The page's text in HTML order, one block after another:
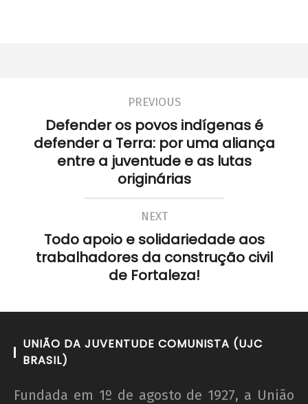
PREVIOUS
Defender os povos indígenas é
defender a Terra: por uma aliança
entre a juventude e as lutas
originárias
NEXT
Todo apoio e solidariedade aos
trabalhadores da construção civil
de Fortaleza!
UNIÃO DA JUVENTUDE COMUNISTA (UJC
BRASIL)
Fundada em 1º de agosto de 1927, a União